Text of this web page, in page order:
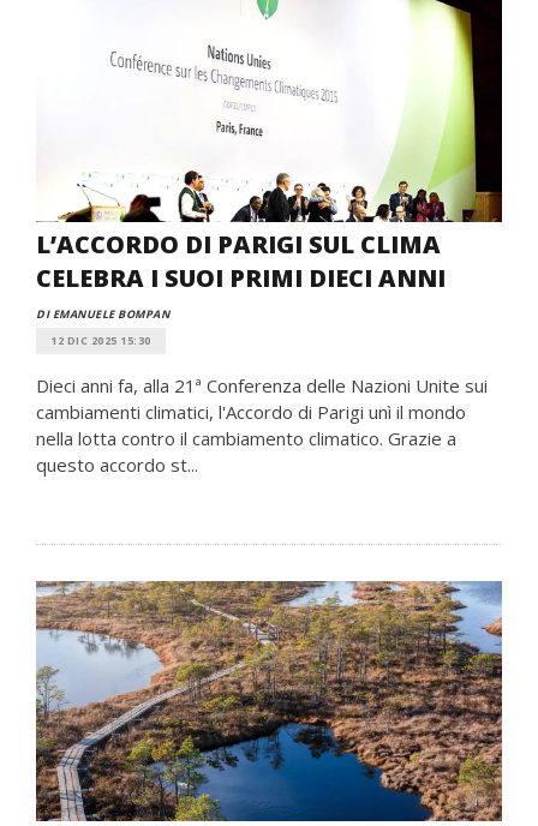
L’ACCORDO DI PARIGI SUL CLIMA
CELEBRA I SUOI PRIMI DIECI ANNI
DI EMANUELE BOMPAN
12 DIC 2025 15:30
Dieci anni fa, alla 21ª Conferenza delle Nazioni Unite sui
cambiamenti climatici, l'Accordo di Parigi unì il mondo
nella lotta contro il cambiamento climatico. Grazie a
questo accordo st...